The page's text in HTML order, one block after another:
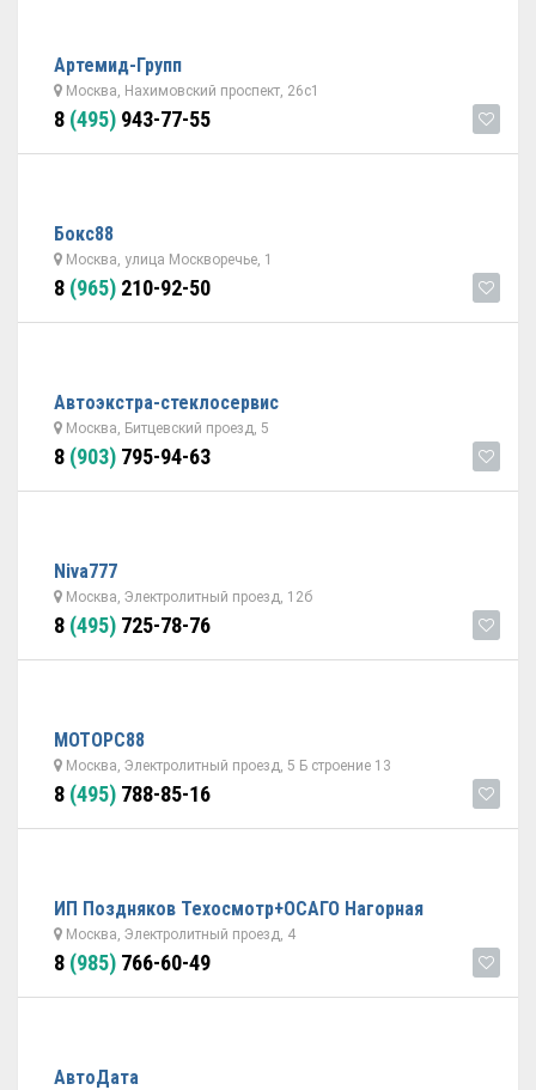
Артемид-Групп
Москва, Нахимовский проспект, 26с1
8 (495) 943-77-55
Бокс88
Москва, улица Москворечье, 1
8 (965) 210-92-50
Автоэкстра-стеклосервис
Москва, Битцевский проезд, 5
8 (903) 795-94-63
Niva777
Москва, Электролитный проезд, 12б
8 (495) 725-78-76
МОТОРС88
Москва, Электролитный проезд, 5 Б строение 13
8 (495) 788-85-16
ИП Поздняков Техосмотр+ОСАГО Нагорная
Москва, Электролитный проезд, 4
8 (985) 766-60-49
АвтоДата